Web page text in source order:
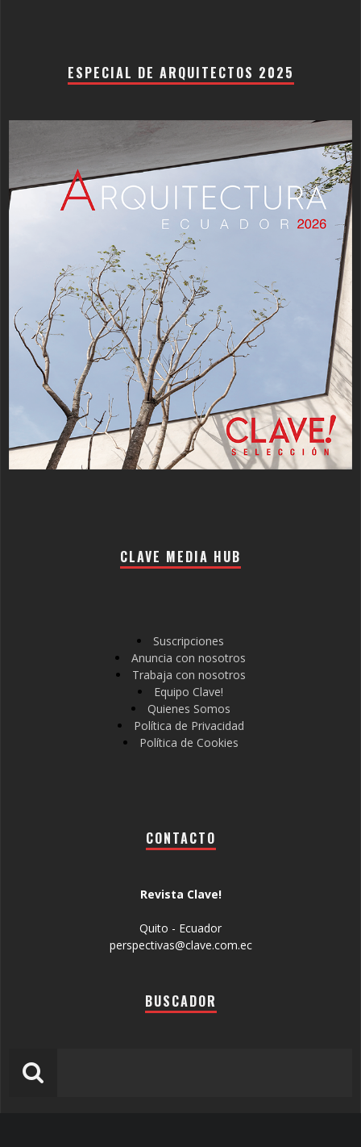
ESPECIAL DE ARQUITECTOS 2025
CLAVE MEDIA HUB
Suscripciones
Anuncia con nosotros
Trabaja con nosotros
Equipo Clave!
Quienes Somos
Política de Privacidad
Política de Cookies
CONTACTO
Revista Clave!
Quito - Ecuador
perspectivas@clave.com.ec
BUSCADOR